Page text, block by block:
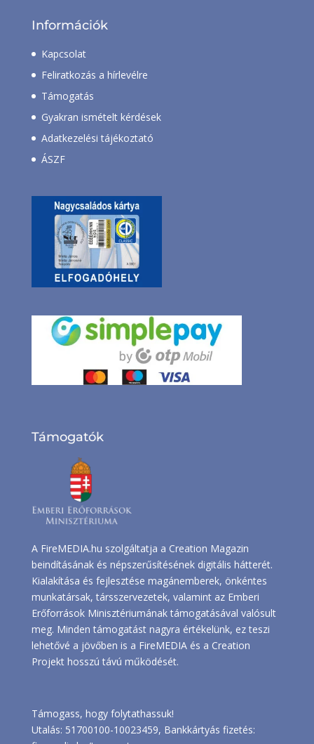
Információk
Kapcsolat
Feliratkozás a hírlevélre
Támogatás
Gyakran ismételt kérdések
Adatkezelési tájékoztató
ÁSZF
Támogatók
A FireMEDIA.hu szolgáltatja a Creation Magazin
beindításának és népszerűsítésének digitális hátterét.
Kialakítása és fejlesztése magánemberek, önkéntes
munkatársak, társszervezetek, valamint az Emberi
Erőforrások Minisztériumának támogatásával valósult
meg. Minden támogatást nagyra értékelünk, ez teszi
lehetővé a jövőben is a FireMEDIA és a Creation
Projekt hosszú távú működését.
Támogass, hogy folytathassuk!
Utalás: 51700100-10023459, Bankkártyás fizetés: